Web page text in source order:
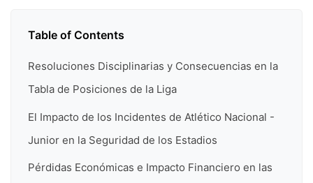
Table of Contents
Resoluciones Disciplinarias y Consecuencias en la
Tabla de Posiciones de la Liga
El Impacto de los Incidentes de Atlético Nacional -
Junior en la Seguridad de los Estadios
Pérdidas Económicas e Impacto Financiero en las